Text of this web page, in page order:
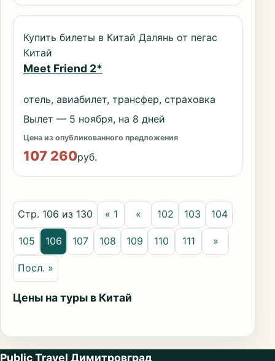
Купить билеты в Китай Далянь от пегас
Китай
Meet Friend 2*
отель, авиабилет, трансфер, страховка
Вылет — 5 ноября, на 8 дней
Цена из опубликованного предложения
107 260руб.
Стр. 106 из 130 « 1 « 102 103 104
105 106 107 108 109 110 111 »
Посл. »
Цены на туры в Китай
Public Travel Димитровград